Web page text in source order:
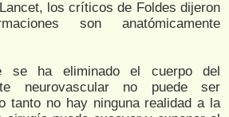
los críticos de Foldes dijeron
son anatómicamente
se ha eliminado el cuerpo del
neurovascular no puede ser
tanto no hay ninguna realidad a la